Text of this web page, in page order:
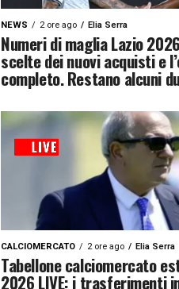
NEWS 2 ore ago Elia Serra
Numeri di maglia Lazio
scelte dei nuovi acquisti e
completo. Restano alcuni
CALCIOMERCATO 2 ore ago Elia Serra
Tabellone calciomercato
2026 LIVE: i trasferimenti